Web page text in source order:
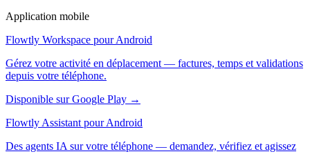
Application mobile
Flowtly Workspace pour Android
Gérez votre activité en déplacement — factures, temps et validations
depuis votre téléphone.
Disponible sur Google Play →
Flowtly Assistant pour Android
Des agents IA sur votre téléphone — demandez, vérifiez et agissez